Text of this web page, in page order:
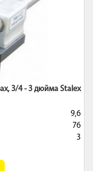
3/4 - 3 дюйма Stalex
9,6
76
3